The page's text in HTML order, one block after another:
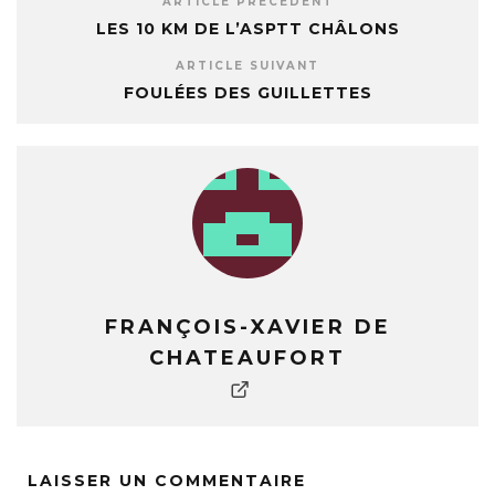
LES 10 KM DE L’ASPTT CHÂLONS
ARTICLE SUIVANT
FOULÉES DES GUILLETTES
FRANÇOIS-XAVIER DE
CHATEAUFORT
LAISSER UN COMMENTAIRE